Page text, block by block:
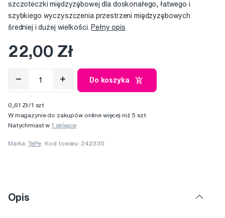
szczoteczki międzyzębowej dla doskonałego, łatwego i
szybkiego wyczyszczenia przestrzeni międzyzębowych
średniej i dużej wielkości. Pełny opis
22,00 Zł
Do koszyka
0,61 Zł/1 szt
W magazynie do zakupów online więcej niż 5 szt
Natychmiast w1 sklepie
Marka:TePe Kod towaru: 242330
Opis